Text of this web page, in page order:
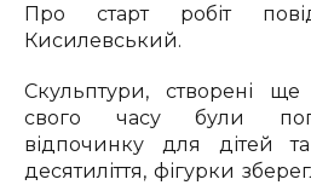
Про старт робіт
Кисилевський.
Скульптури, створені
свого часу були
відпочинку для дітей
десятиліття, фігурки